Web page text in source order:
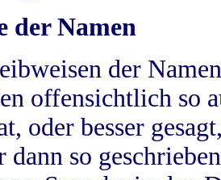
der Namen
der
offensichtlich so
oder besser
dann so